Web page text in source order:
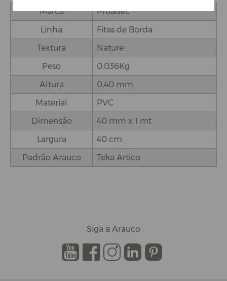
Marca
Proadec
Linha
Fitas de Borda
Textura
Nature
Peso
0.036Kg
Altura
0,40 mm
Material
PVC
Dimensão
40 mm x 1 mt
Largura
40 cm
Padrão Arauco
Teka Artico
Siga a Arauco
. . . . .